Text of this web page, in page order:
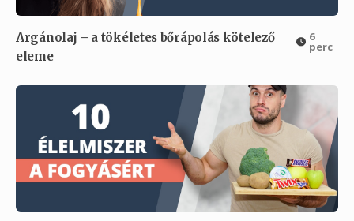
Argánolaj – a tökéletes bőrápolás kötelező
eleme
6
perc